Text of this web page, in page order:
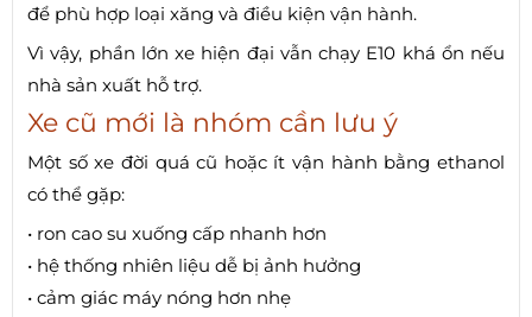
để phù hợp loại xăng và điều kiện vận hành.
Vì vậy, phần lớn xe hiện đại vẫn chạy E10 khá ổn nếu
nhà sản xuất hỗ trợ.
Xe cũ mới là nhóm cần lưu ý
Một số xe đời quá cũ hoặc ít vận hành bằng ethanol
có thể gặp:
• ron cao su xuống cấp nhanh hơn
• hệ thống nhiên liệu dễ bị ảnh hưởng
• cảm giác máy nóng hơn nhẹ